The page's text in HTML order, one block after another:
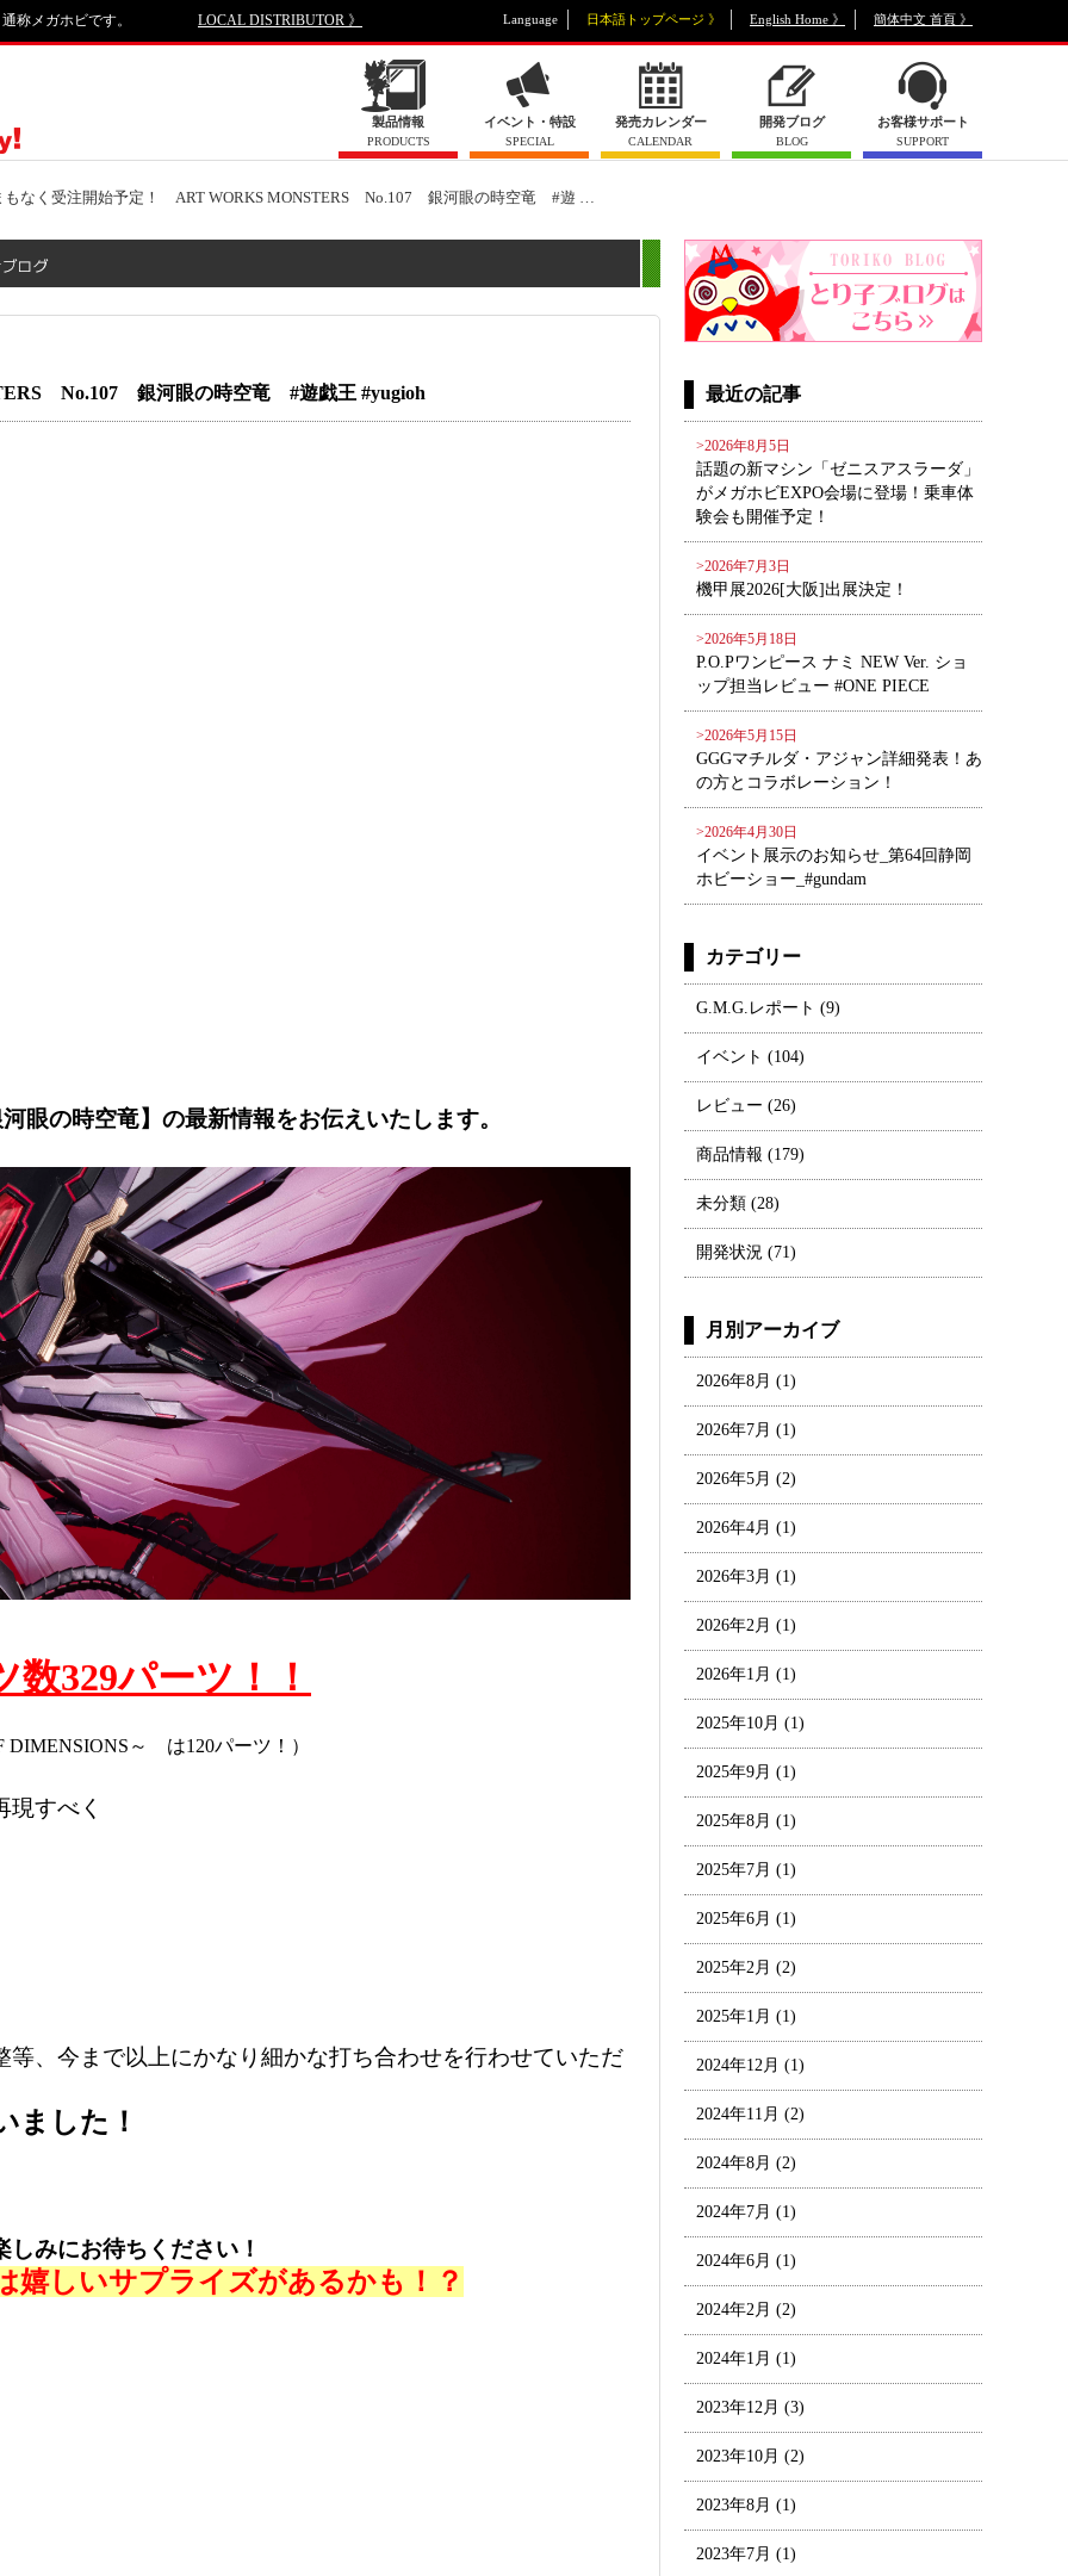
称メガホビです。 LOCAL DISTRIBUTOR 》 Language 日本語トップページ 》 English Home 》 簡体中文 首頁 》
製品情報
PRODUCTS
イベント・特設
SPECIAL
発売カレンダー
CALENDAR
開発ブログ
BLOG
お客様サポート
SUPPORT
もなく受注開始予定！ ART WORKS MONSTERS No.107 銀河眼の時空竜 #遊 …
No.107 銀河眼の時空竜 #遊戯王 #yugioh
の時空竜】の最新情報をお伝えいたします。
数329パーツ！！
～ は120パーツ！）
すべく
、今まで以上にかなり細かな打ち合わせを行わせていただ
ました！
みにお待ちください！
嬉しいサプライズがあるかも！？
最近の記事
>2026年8月5日
話題の新マシン「ゼニスアスラーダ」
がメガホビEXPO会場に登場！乗車体
験会も開催予定！
>2026年7月3日
機甲展2026[大阪]出展決定！
>2026年5月18日
P.O.Pワンピース ナミ NEW Ver. ショ
ップ担当レビュー #ONE PIECE
>2026年5月15日
GGGマチルダ・アジャン詳細発表！あ
の方とコラボレーション！
>2026年4月30日
イベント展示のお知らせ_第64回静岡
ホビーショー_#gundam
カテゴリー
G.M.G.レポート (9)
イベント (104)
レビュー (26)
商品情報 (179)
未分類 (28)
開発状況 (71)
月別アーカイブ
2026年8月 (1)
2026年7月 (1)
2026年5月 (2)
2026年4月 (1)
2026年3月 (1)
2026年2月 (1)
2026年1月 (1)
2025年10月 (1)
2025年9月 (1)
2025年8月 (1)
2025年7月 (1)
2025年6月 (1)
2025年2月 (2)
2025年1月 (1)
2024年12月 (1)
2024年11月 (2)
2024年8月 (2)
2024年7月 (1)
2024年6月 (1)
2024年2月 (2)
2024年1月 (1)
2023年12月 (3)
2023年10月 (2)
2023年8月 (1)
2023年7月 (1)